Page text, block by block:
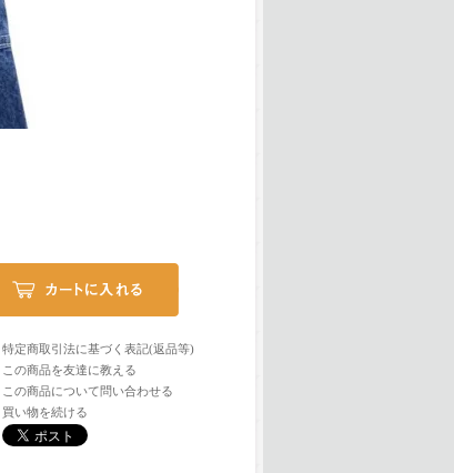
特定商取引法に基づく表記(返品等)
この商品を友達に教える
この商品について問い合わせる
買い物を続ける